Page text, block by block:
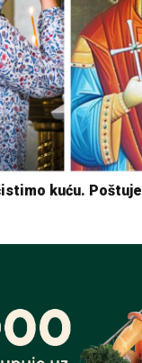
kuću.